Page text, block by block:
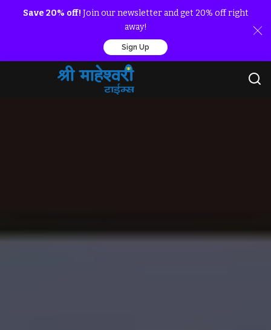
Save 20% off! Join our newsletter and get 20% off right
away!
Sign Up